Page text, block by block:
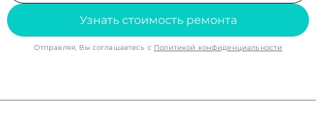
Узнать стоимость ремонта
Отправляя, Вы соглашаетесь с Политикой конфиденциальности